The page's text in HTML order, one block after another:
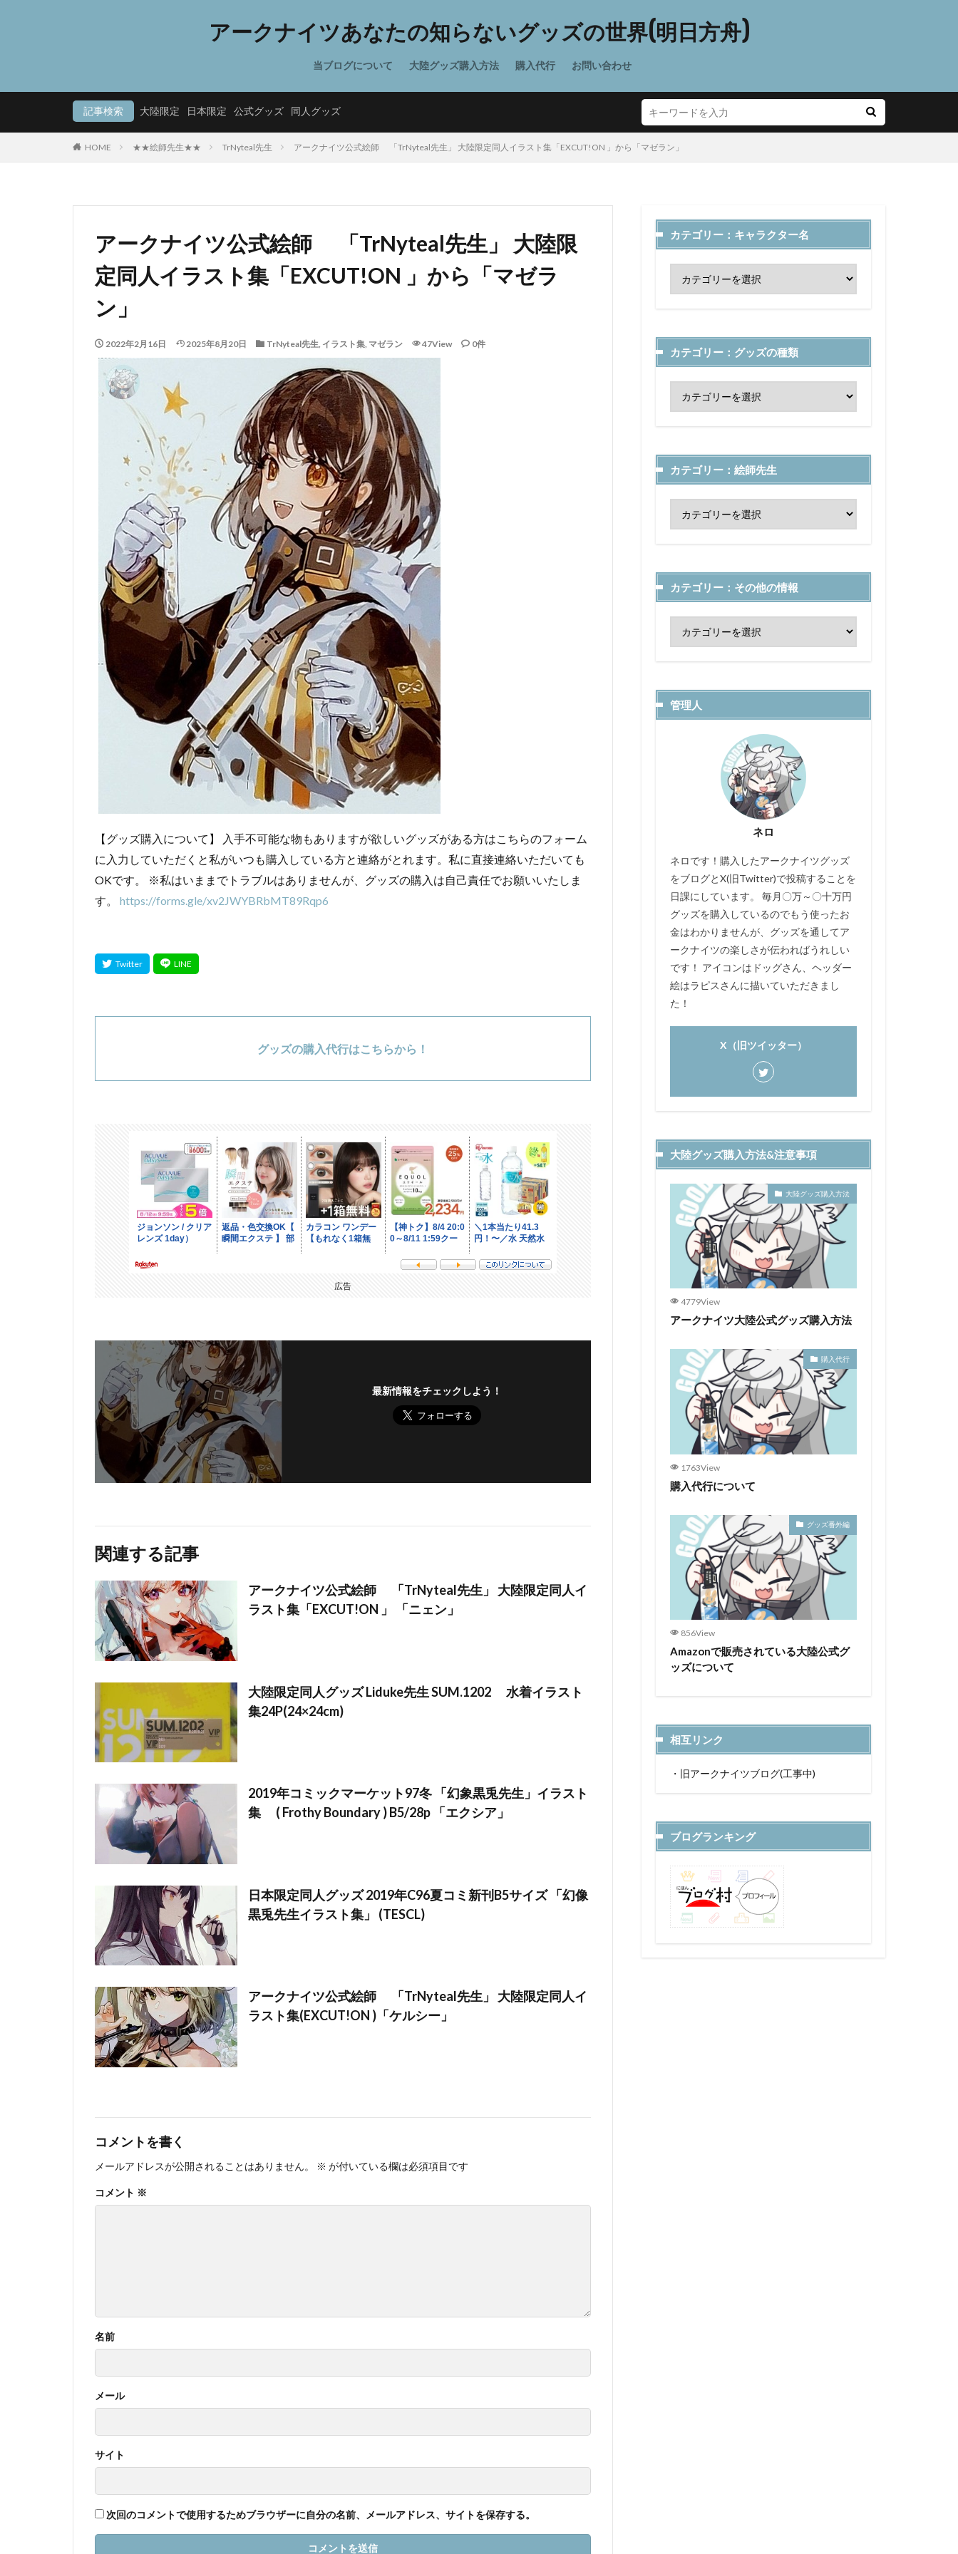
アークナイツあなたの知らないグッズの世界(明日方舟)
当ブログについて 大陸グッズ購入方法 購入代行 お問い合わせ
記事検索 大陸限定 日本限定 公式グッズ 同人グッズ
HOME ★★絵師先生★★ TrNyteal先生 アークナイツ公式絵師 「TrNyteal先生」 大陸限定同人イラスト集「EXCUT!ON 」から「マゼラン」
アークナイツ公式絵師 「TrNyteal先生」 大陸限
定同人イラスト集「EXCUT!ON 」から「マゼラ
ン」
2022年2月16日 2025年8月20日 TrNyteal先生, イラスト集, マゼラン 47View 0件
【グッズ購入について】 入手不可能な物もありますが欲しいグッズがある方はこちらのフォーム
に入力していただくと私がいつも購入している方と連絡がとれます。私に直接連絡いただいても
OKです。 ※私はいままでトラブルはありませんが、グッズの購入は自己責任でお願いいたしま
す。 https://forms.gle/xv2JWYBRbMT89Rqp6
グッズの購入代行はこちらから！
広告
最新情報をチェックしよう！
関連する記事
アークナイツ公式絵師 「TrNyteal先生」 大陸限定同人イ
ラスト集「EXCUT!ON 」 「ニェン」
大陸限定同人グッズ Liduke先生 SUM.1202 水着イラスト
集24P(24×24cm)
2019年コミックマーケット97冬 「幻象黒兎先生」イラスト
集 ( Frothy Boundary ) B5/28p 「エクシア」
日本限定同人グッズ 2019年C96夏コミ新刊B5サイズ 「幻像
黒兎先生イラスト集」 (TESCL)
アークナイツ公式絵師 「TrNyteal先生」 大陸限定同人イ
ラスト集(EXCUT!ON )「ケルシー」
コメントを書く
メールアドレスが公開されることはありません。 ※ が付いている欄は必須項目です
コメント ※
名前
メール
サイト
次回のコメントで使用するためブラウザーに自分の名前、メールアドレス、サイトを保存する。
カテゴリー：キャラクター名
カテゴリー：グッズの種類
カテゴリー：絵師先生
カテゴリー：その他の情報
管理人
ネロ
ネロです！購入したアークナイツグッズ
をブログとX(旧Twitter)で投稿することを
日課にしています。 毎月〇万～〇十万円
グッズを購入しているのでもう使ったお
金はわかりませんが、グッズを通してア
ークナイツの楽しさが伝わればうれしい
です！ アイコンはドッグさん、ヘッダー
絵はラピスさんに描いていただきまし
た！
X（旧ツイッター）
大陸グッズ購入方法&注意事項
大陸グッズ購入方法
4779View
アークナイツ大陸公式グッズ購入方法
購入代行
1763View
購入代行について
グッズ番外編
856View
Amazonで販売されている大陸公式グ
ッズについて
相互リンク
・ 旧アークナイツブログ(工事中)
ブログランキング